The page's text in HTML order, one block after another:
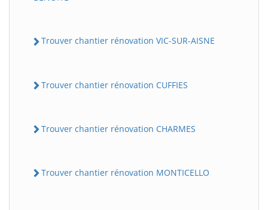
Trouver chantier rénovation VIC-SUR-AISNE
Trouver chantier rénovation CUFFIES
Trouver chantier rénovation CHARMES
Trouver chantier rénovation MONTICELLO